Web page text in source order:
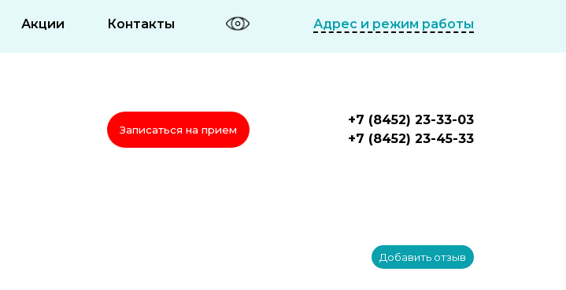
Акции Контакты Адрес и режим работы
Записаться на прием
+7 (8452) 23-33-03
+7 (8452) 23-45-33
Добавить отзыв